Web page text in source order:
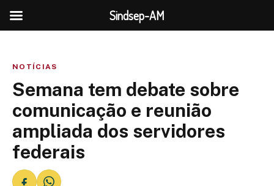
NOTÍCIAS
Semana tem debate sobre
comunicação e reunião
ampliada dos servidores
federais
Sindsep-AM